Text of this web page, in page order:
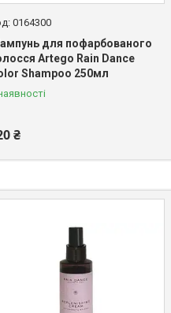
0164300
для пофарбованого
Artego Rain Dance
Shampoo 250мл
₴